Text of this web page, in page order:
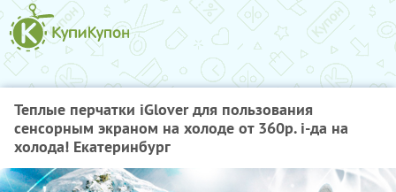
Теплые перчатки iGlover для пользования
сенсорным экраном на холоде от 360р. i-да на
холода! Екатеринбург